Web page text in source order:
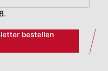
bestellen